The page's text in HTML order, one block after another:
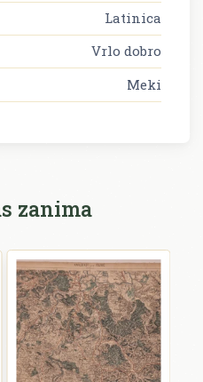
Latinica
Vrlo dobro
Meki
zanima